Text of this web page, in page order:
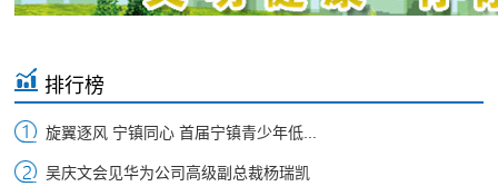
排行榜
旋翼逐风 宁镇同心 首届宁镇青少年低...
吴庆文会见华为公司高级副总裁杨瑞凯